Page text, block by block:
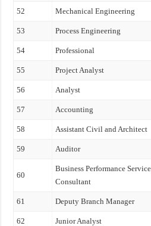
52 Mechanical Engineering
53 Process Engineering
54 Professional
55 Project Analyst
56 Analyst
57 Accounting
58 Assistant Civil and Architect
59 Auditor
60
Business Performance
Consultant
61 Deputy Branch Manager
62 Junior Analyst